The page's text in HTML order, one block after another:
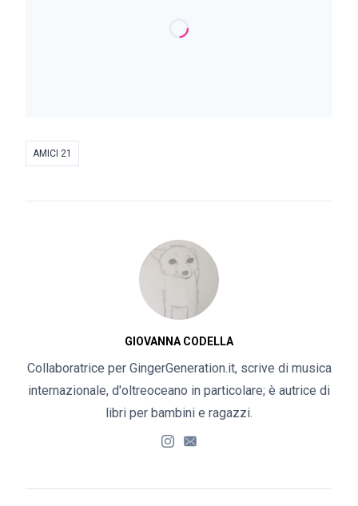
AMICI 21
GIOVANNA CODELLA
Collaboratrice per GingerGeneration.it, scrive di musica
internazionale, d'oltreoceano in particolare; è autrice di
libri per bambini e ragazzi.